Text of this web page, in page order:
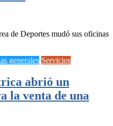
de Deportes mudó sus oficinas
generales Servicios
abrió un
la venta de una